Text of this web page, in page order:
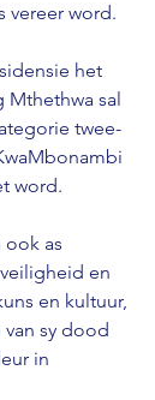
vereer word.
het
sal
twee-
word.
ook as
en
en kultuur,
sy dood
in